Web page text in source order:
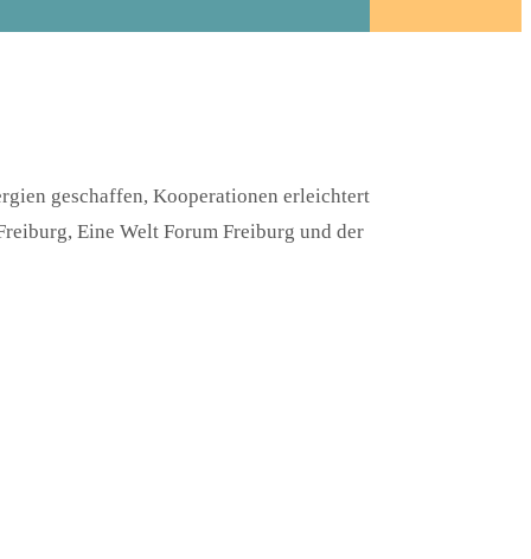
geschaffen, Kooperationen erleichtert
Eine Welt Forum Freiburg und der